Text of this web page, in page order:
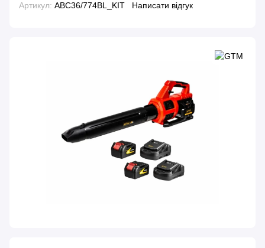
Артикул: ABC36/774BL_KIT Написати відгук